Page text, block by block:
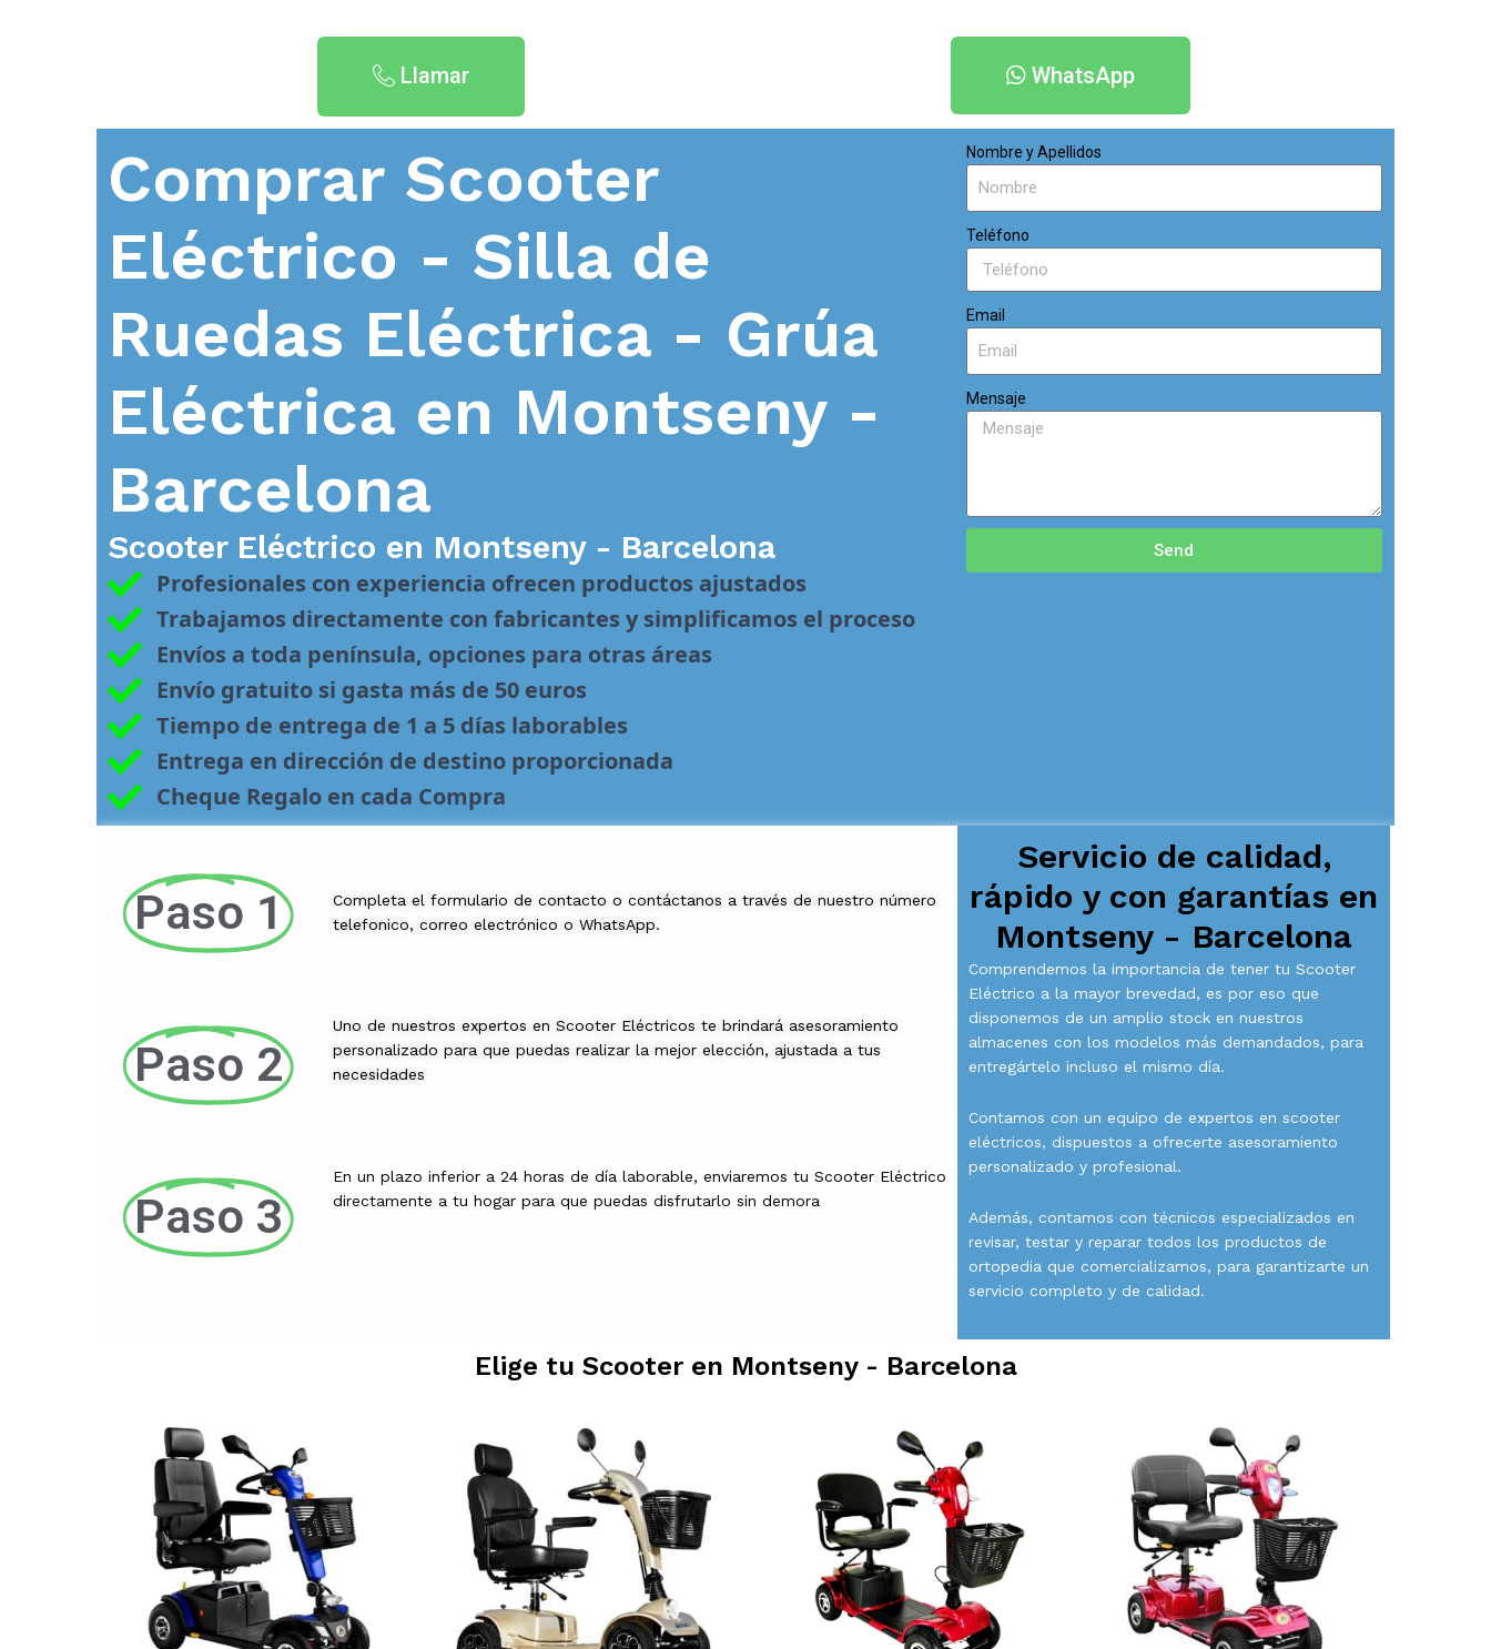
Llamar WhatsApp
Comprar Scooter
Eléctrico - Silla de
Ruedas Eléctrica - Grúa
Eléctrica en Montseny -
Barcelona
Scooter Eléctrico en Montseny - Barcelona
Profesionales con experiencia ofrecen productos ajustados
Trabajamos directamente con fabricantes y simplificamos el proceso
Envíos a toda península, opciones para otras áreas
Envío gratuito si gasta más de 50 euros
Tiempo de entrega de 1 a 5 días laborables
Entrega en dirección de destino proporcionada
Cheque Regalo en cada Compra
Nombre y Apellidos
Teléfono
Email
Mensaje
Send
Paso 1
Paso 2
Paso 3
Completa el formulario de contacto o contáctanos a través de nuestro número
telefonico, correo electrónico o WhatsApp.
Uno de nuestros expertos en Scooter Eléctricos te brindará asesoramiento
personalizado para que puedas realizar la mejor elección, ajustada a tus
necesidades
En un plazo inferior a 24 horas de día laborable, enviaremos tu Scooter Eléctrico
directamente a tu hogar para que puedas disfrutarlo sin demora
Servicio de calidad,
rápido y con garantías en
Montseny - Barcelona
Comprendemos la importancia de tener tu Scooter
Eléctrico a la mayor brevedad, es por eso que
disponemos de un amplio stock en nuestros
almacenes con los modelos más demandados, para
entregártelo incluso el mismo día.
Contamos con un equipo de expertos en scooter
eléctricos, dispuestos a ofrecerte asesoramiento
personalizado y profesional.
Además, contamos con técnicos especializados en
revisar, testar y reparar todos los productos de
ortopedia que comercializamos, para garantizarte un
servicio completo y de calidad.
Elige tu Scooter en Montseny - Barcelona